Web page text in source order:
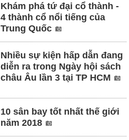
Khám phá tứ đại cổ thành -
4 thành cổ nổi tiếng của
Trung Quốc
Nhiều sự kiện hấp dẫn đang
diễn ra trong Ngày hội sách
châu Âu lần 3 tại TP HCM
10 sân bay tốt nhất thế giới
năm 2018